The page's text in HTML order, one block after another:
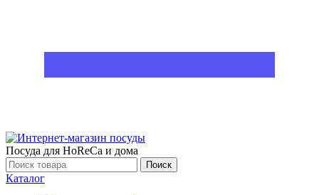
Посуда для HoReCa и дома
Поиск
Каталог